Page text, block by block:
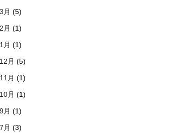
月 (5)
月 (1)
月 (1)
月 (5)
月 (1)
月 (1)
月 (1)
月 (3)